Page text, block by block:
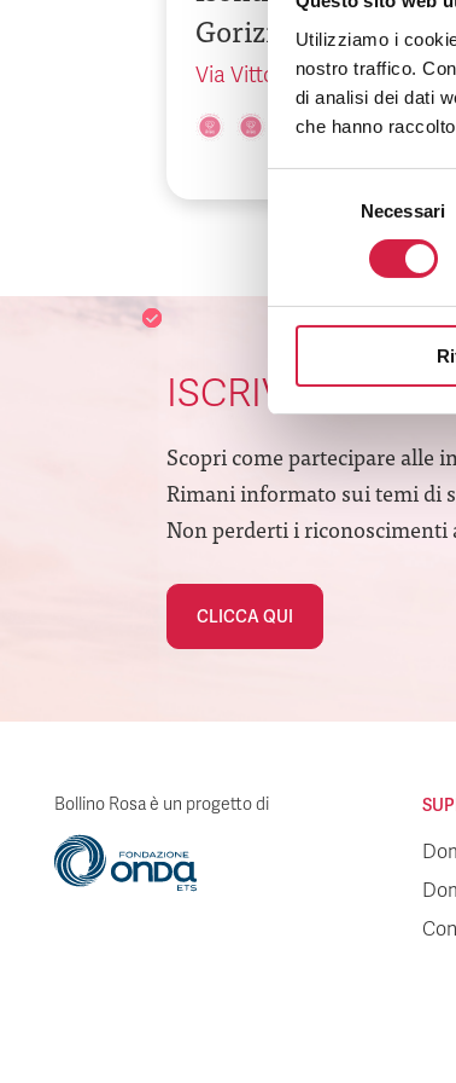
Utilizziamo i
nostro traffico.
di analisi dei dati
che hanno
Necessari
Gorizia
Via Vittorio Veneto, 171
ISCRIVITI ALLA
Scopri come partecipare alle
Rimani informato sui temi di
Non perderti i riconoscimenti
CLICCA QUI
Bollino Rosa è un progetto di